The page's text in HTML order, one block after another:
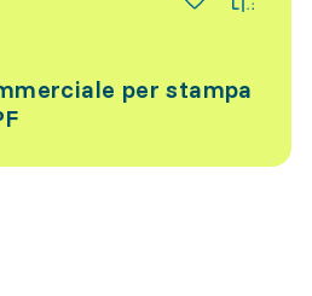
per stampa